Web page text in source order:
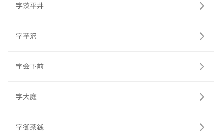
字茨平井
字芋沢
字会下前
字大庭
字御茶銭